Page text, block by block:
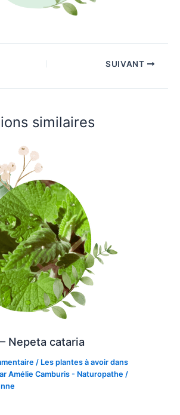
SUIVANT
similaires
Nepeta cataria
/ Les plantes à avoir dans
Amélie Camburis - Naturopathe /